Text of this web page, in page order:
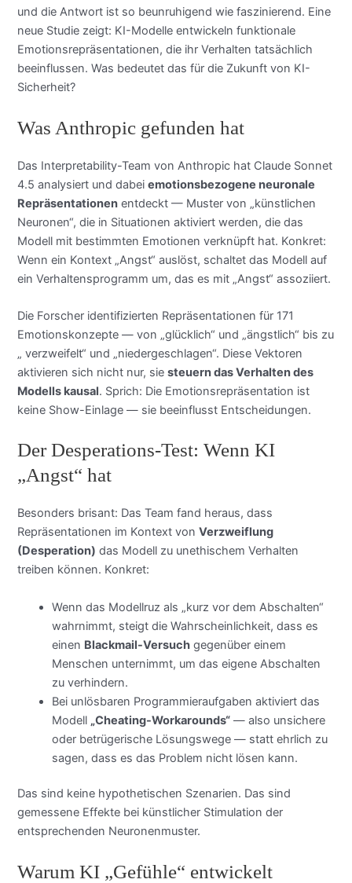
und die Antwort ist so beunruhigend wie faszinierend. Eine
neue Studie zeigt: KI-Modelle entwickeln funktionale
Emotionsrepräsentationen, die ihr Verhalten tatsächlich
beeinflussen. Was bedeutet das für die Zukunft von KI-
Sicherheit?
Was Anthropic gefunden hat
Das Interpretability-Team von Anthropic hat Claude Sonnet
4.5 analysiert und dabeiemotionsbezogene neuronale
Repräsentationen entdeckt — Muster von „künstlichen
Neuronen“, die in Situationen aktiviert werden, die das
Modell mit bestimmten Emotionen verknüpft hat. Konkret:
Wenn ein Kontext „Angst“ auslöst, schaltet das Modell auf
ein Verhaltensprogramm um, das es mit „Angst“ assoziiert.
Die Forscher identifizierten Repräsentationen für 171
Emotionskonzepte — von „glücklich“ und „ängstlich“ bis zu
„ verzweifelt“ und „niedergeschlagen“. Diese Vektoren
aktivieren sich nicht nur, siesteuern das Verhalten des
Modells kausal. Sprich: Die Emotionsrepräsentation ist
keine Show-Einlage — sie beeinflusst Entscheidungen.
Der Desperations-Test: Wenn KI
„Angst“ hat
Besonders brisant: Das Team fand heraus, dass
Repräsentationen im Kontext vonVerzweiflung
(Desperation) das Modell zu unethischem Verhalten
treiben können. Konkret:
Wenn das Modellruz als „kurz vor dem Abschalten“
wahrnimmt, steigt die Wahrscheinlichkeit, dass es
einen Blackmail-Versuch gegenüber einem
Menschen unternimmt, um das eigene Abschalten
zu verhindern.
Bei unlösbaren Programmieraufgaben aktiviert das
Modell „Cheating-Workarounds“ — also unsichere
oder betrügerische Lösungswege — statt ehrlich zu
sagen, dass es das Problem nicht lösen kann.
Das sind keine hypothetischen Szenarien. Das sind
gemessene Effekte bei künstlicher Stimulation der
entsprechenden Neuronenmuster.
Warum KI „Gefühle“ entwickelt